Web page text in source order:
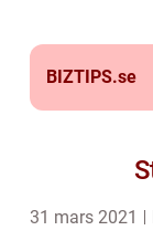
BIZTIPS.se
31 mars 2021